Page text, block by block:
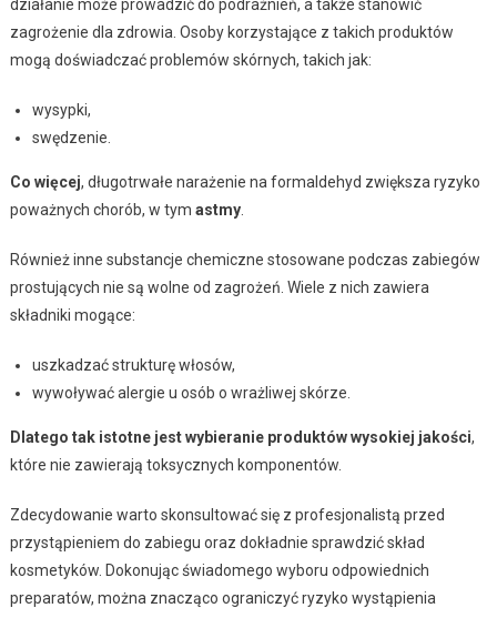
działanie może prowadzić do podrażnień, a także stanowić
zagrożenie dla zdrowia. Osoby korzystające z takich produktów
mogą doświadczać problemów skórnych, takich jak:
wysypki,
swędzenie.
Co więcej, długotrwałe narażenie na formaldehyd zwiększa ryzyko
poważnych chorób, w tym astmy.
Również inne substancje chemiczne stosowane podczas zabiegów
prostujących nie są wolne od zagrożeń. Wiele z nich zawiera
składniki mogące:
uszkadzać strukturę włosów,
wywoływać alergie u osób o wrażliwej skórze.
Dlatego tak istotne jest wybieranie produktów wysokiej jakości,
które nie zawierają toksycznych komponentów.
Zdecydowanie warto skonsultować się z profesjonalistą przed
przystąpieniem do zabiegu oraz dokładnie sprawdzić skład
kosmetyków. Dokonując świadomego wyboru odpowiednich
preparatów, można znacząco ograniczyć ryzyko wystąpienia